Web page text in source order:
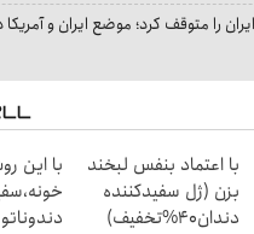
را متوقف کرد؛ موضع ایران و آمریکا
با اعتماد بنفس لبخند
بزن (ژل سفیدکننده
دندان40%تخفیف)
با این